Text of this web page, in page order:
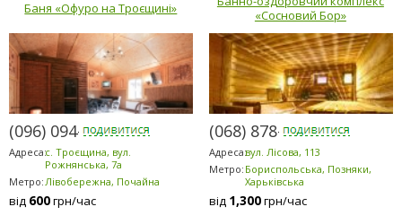
Баня «Офуро на Троєщині»
(096) 094-5294
Адреса:с. Троєщина, вул.
Рожнянська, 7а
Метро: Лівобережна, Почайна
від 600грн/час
«Сосновий Бор»
(068) 878-5953
Адреса:вул. Лісова, 113
Метро: Бориспольська, Позняки,
Харьківська
від 1,300грн/час